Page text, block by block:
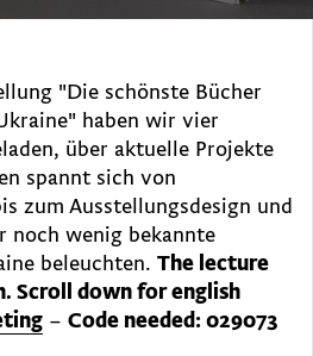
"Die schönste Bücher
haben wir vier
über aktuelle Projekte
spannt sich von
zum Ausstellungsdesign und
noch wenig bekannte
beleuchten. The lecture
Scroll down for english
– Code needed: 029073